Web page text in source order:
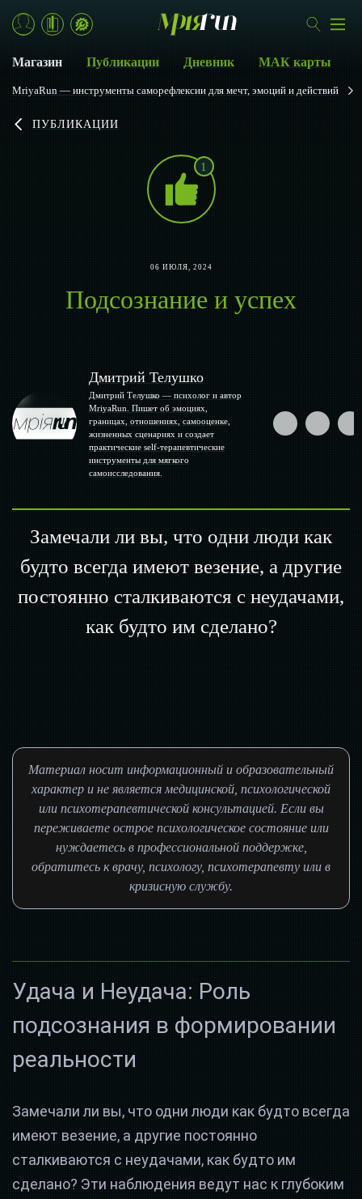
ПУБЛИКАЦИИ
1
06 ИЮЛЯ, 2024
Подсознание и успех
Дмитрий Телушко
Дмитрий Телушко — психолог и автор
MriyaRun. Пишет об эмоциях,
границах, отношениях, самооценке,
жизненных сценариях и создает
практические self-терапевтические
инструменты для мягкого
самоисследования.
Замечали ли вы, что одни люди как
будто всегда имеют везение, а другие
постоянно сталкиваются с неудачами,
как будто им сделано?
Материал носит информационный и образовательный
характер и не является медицинской, психологической
или психотерапевтической консультацией. Если вы
переживаете острое психологическое состояние или
нуждаетесь в профессиональной поддержке,
обратитесь к врачу, психологу, психотерапевту или в
кризисную службу.
Удача и Неудача: Роль
подсознания в формировании
реальности
Замечали ли вы, что одни люди как будто всегда
имеют везение, а другие постоянно
сталкиваются с неудачами, как будто им
сделано? Эти наблюдения ведут нас к глубоким
Магазин Публикации Дневник МАК карты
MriyaRun — инструменты саморефлексии для мечт, эмоций и действий